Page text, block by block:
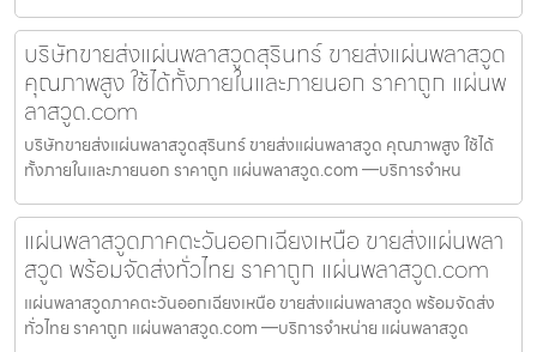
บริษัทขายส่งแผ่นพลาสวูดสุรินทร์ ขายส่งแผ่นพลาสวูด
คุณภาพสูง ใช้ได้ทั้งภายในและภายนอก ราคาถูก แผ่นพ
ลาสวูด.com
บริษัทขายส่งแผ่นพลาสวูดสุรินทร์ ขายส่งแผ่นพลาสวูด คุณภาพสูง ใช้ได้
ทั้งภายในและภายนอก ราคาถูก แผ่นพลาสวูด.com —บริการจำหน
แผ่นพลาสวูดภาคตะวันออกเฉียงเหนือ ขายส่งแผ่นพลา
สวูด พร้อมจัดส่งทั่วไทย ราคาถูก แผ่นพลาสวูด.com
แผ่นพลาสวูดภาคตะวันออกเฉียงเหนือ ขายส่งแผ่นพลาสวูด พร้อมจัดส่ง
ทั่วไทย ราคาถูก แผ่นพลาสวูด.com —บริการจำหน่าย แผ่นพลาสวูด